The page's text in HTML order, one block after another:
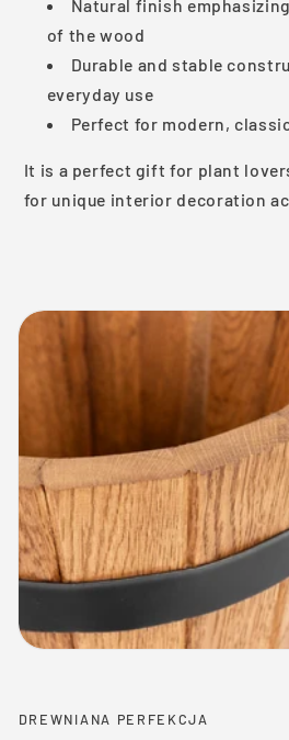
Natural finish
of the wood
Durable and stable
everyday use
Perfect for modern,
It is a perfect gift for plant
for unique interior decoration
DREWNIANA PERFEKCJA